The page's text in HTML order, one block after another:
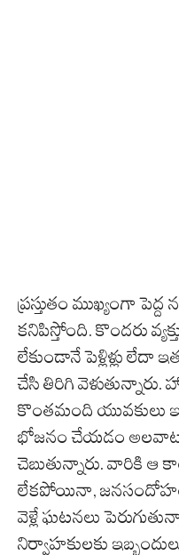
ప్రస్తుతం ముఖ్యంగా
కనిపిస్తోంది. కొందరు
లేకుండానే పెళ్లిళ్లు లేదా
చేసి తిరిగి
కొంతమంది యువకులు
భోజనం చేయడం
చెబుతున్నారు. వారికి ఆ
లేకపోయినా,
వెళ్లే ఘటనలు
నిర్వాహకులకు